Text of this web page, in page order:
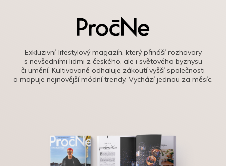
Exkluzivní lifestylový magazín, který přináší rozhovory
s nevšedními lidmi z českého, ale i světového byznysu
či umění. Kultivovaně odhaluje zákoutí vyšší společnosti
a mapuje nejnovější módní trendy. Vychází jednou za měsíc.